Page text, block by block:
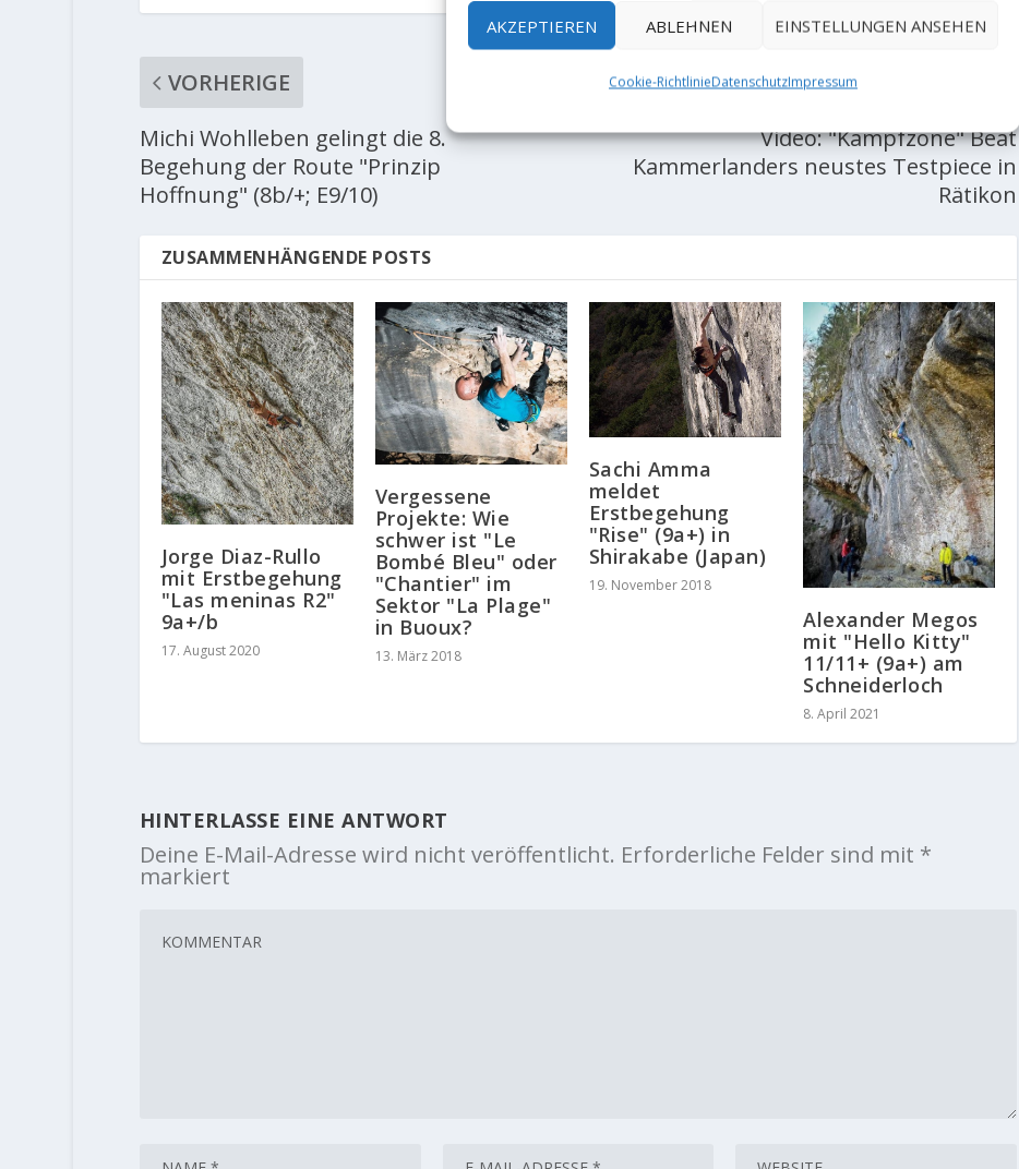
AKZEPTIEREN ABLEHNEN EINSTELLUNGEN ANSEHEN
Cookie-RichtlinieDatenschutzImpressum
VORHERIGE
Michi Wohlleben gelingt die 8.
Begehung der Route "Prinzip
Hoffnung" (8b/+; E9/10)
Video: "Kampfzone" Beat
Kammerlanders neustes Testpiece in
Rätikon
ZUSAMMENHÄNGENDE POSTS
Jorge Diaz-Rullo
mit Erstbegehung
"Las meninas R2"
9a+/b
17. August 2020
Vergessene
Projekte: Wie
schwer ist "Le
Bombé Bleu" oder
"Chantier" im
Sektor "La Plage"
in Buoux?
13. März 2018
Sachi Amma
meldet
Erstbegehung
"Rise" (9a+) in
Shirakabe (Japan)
19. November 2018
Alexander Megos
mit "Hello Kitty"
11/11+ (9a+) am
Schneiderloch
8. April 2021
HINTERLASSE EINE ANTWORT
Deine E-Mail-Adresse wird nicht veröffentlicht. Erforderliche Felder sind mit *
markiert